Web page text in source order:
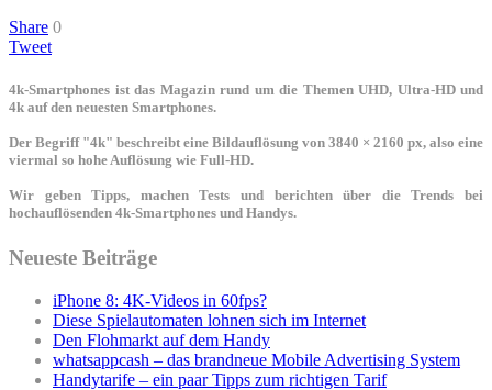
Share 0
Tweet
4k-Smartphones ist das Magazin rund um die Themen UHD, Ultra-HD und
4k auf den neuesten Smartphones.
Der Begriff "4k" beschreibt eine Bildauflösung von 3840 × 2160 px, also eine
viermal so hohe Auflösung wie Full-HD.
Wir geben Tipps, machen Tests und berichten über die Trends bei
hochauflösenden 4k-Smartphones und Handys.
Neueste Beiträge
iPhone 8: 4K-Videos in 60fps?
Diese Spielautomaten lohnen sich im Internet
Den Flohmarkt auf dem Handy
whatsappcash – das brandneue Mobile Advertising System
Handytarife – ein paar Tipps zum richtigen Tarif